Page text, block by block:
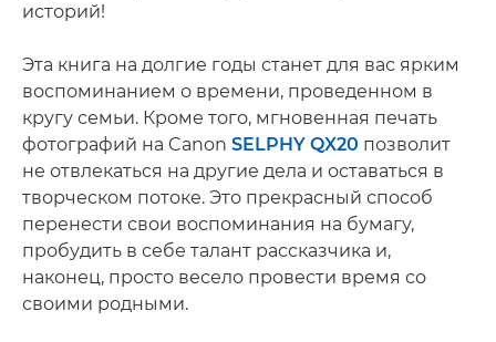
историй!
Эта книга на долгие годы станет для вас ярким
воспоминанием о времени, проведенном в
кругу семьи. Кроме того, мгновенная печать
фотографий на Canon SELPHY QX20 позволит
не отвлекаться на другие дела и оставаться в
творческом потоке. Это прекрасный способ
перенести свои воспоминания на бумагу,
пробудить в себе талант рассказчика и,
наконец, просто весело провести время со
своими родными.